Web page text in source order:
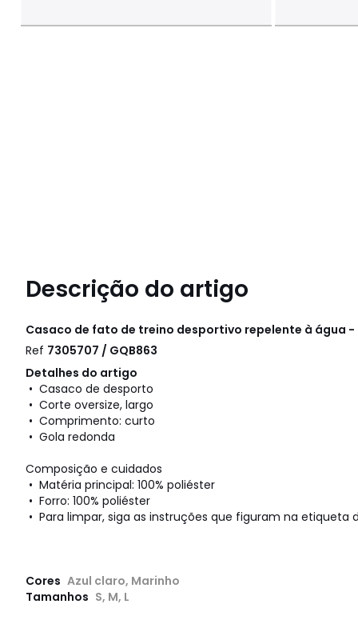
Descrição do artigo
Casaco de fato de treino desportivo repelente à água -
Ref 7305707 / GQB863
Detalhes do artigo
• Casaco de desporto
• Corte oversize, largo
• Comprimento: curto
• Gola redonda
Composição e cuidados
• Matéria principal: 100% poliéster
• Forro: 100% poliéster
• Para limpar, siga as instruções que figuram na etiqueta
Cores Azul claro, Marinho
Tamanhos S, M, L